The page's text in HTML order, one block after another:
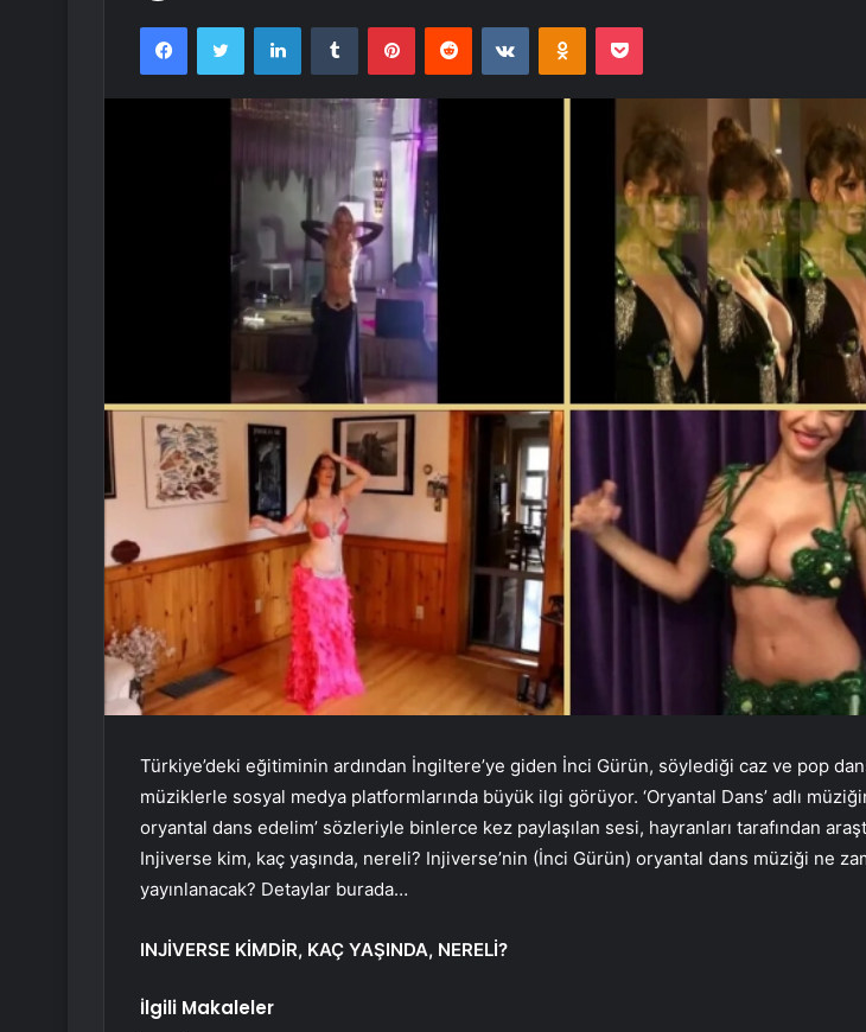
FacebookTwitter LinkedInTumblr PinterestReddit VKontakteOdnoklassniki
Pocket
Türkiye’deki eğitiminin ardından İngiltere’ye giden İnci Gürün, söylediği caz ve pop
müziklerle sosyal medya platformlarında büyük ilgi görüyor. ‘Oryantal Dans’ adlı
oryantal dans edelim’ sözleriyle binlerce kez paylaşılan sesi, hayranları tarafından
Injiverse kim, kaç yaşında, nereli? Injiverse’nin (İnci Gürün) oryantal dans müziği ne
yayınlanacak? Detaylar burada…
INJİVERSE KİMDİR, KAÇ YAŞINDA, NERELİ?
İlgili Makaleler